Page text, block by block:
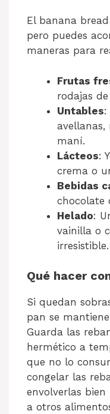
El banana
pero puedes
maneras para
Frutas
rodajas
Untables:
maní.
Lácteos:
crema o
Bebidas
chocolate
Helado:
vainilla o
irresistible.
Qué hacer
Si quedan
pan se
Guarda las
hermético a
que no lo
congelar las
envolverlas
a otros